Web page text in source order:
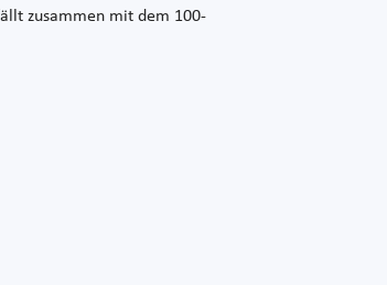
zusammen mit dem 100-